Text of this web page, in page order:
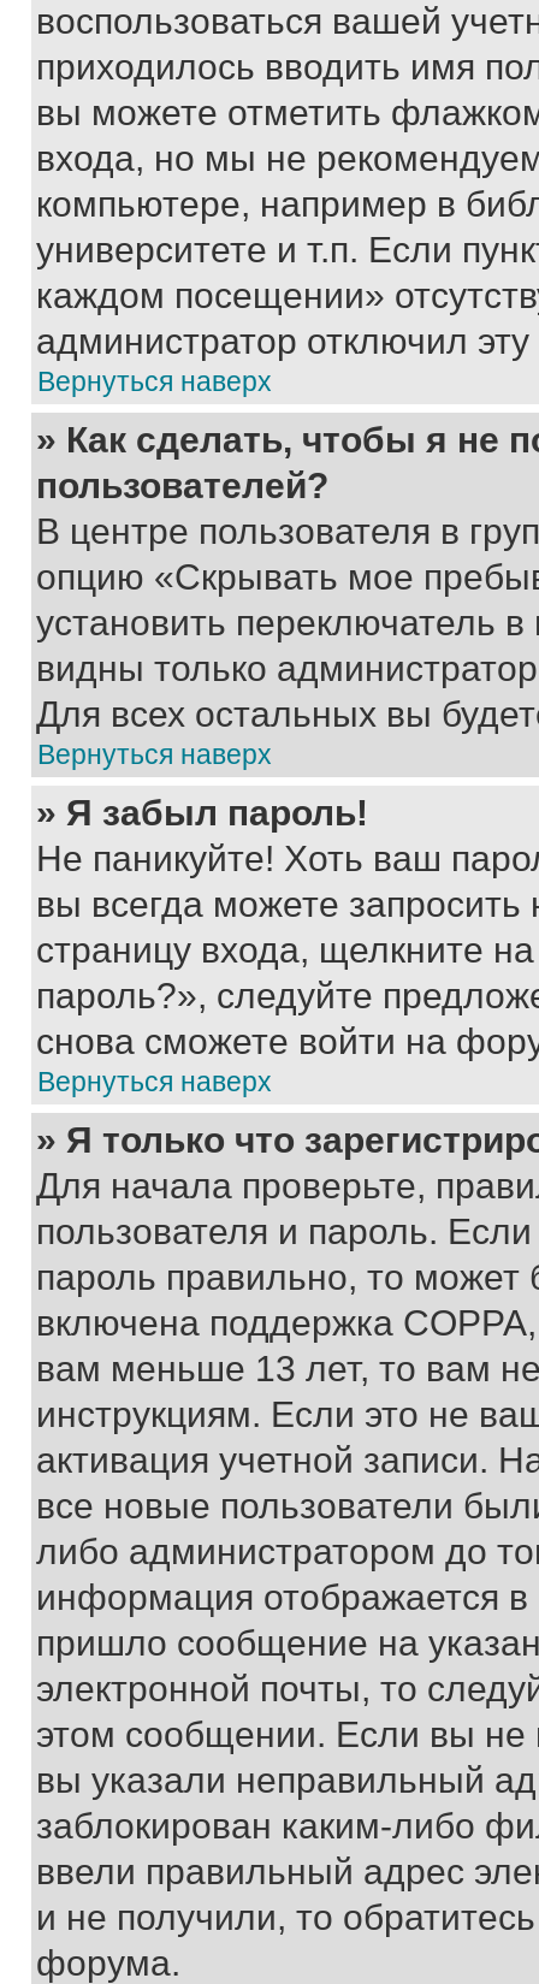
воспользоваться вашей
приходилось вводить имя
вы можете отметить
входа, но мы не
компьютере, например в
университете и т.п. Если
каждом посещении»
администратор отключил
Вернуться наверх
» Как сделать, чтобы я не
пользователей?
В центре пользователя в
опцию «Скрывать мое
установить переключатель
видны только
Для всех остальных вы
Вернуться наверх
» Я забыл пароль!
Не паникуйте! Хоть ваш
вы всегда можете
страницу входа, щелкните
пароль?», следуйте
снова сможете войти на
Вернуться наверх
» Я только что
Для начала проверьте,
пользователя и пароль.
пароль правильно, то может
включена поддержка
вам меньше 13 лет, то вам
инструкциям. Если это не
активация учетной записи.
все новые пользователи
либо администратором до
информация отображается
пришло сообщение на
электронной почты, то
этом сообщении. Если вы
вы указали неправильный
заблокирован каким-либо
ввели правильный адрес
и не получили, то
форума.